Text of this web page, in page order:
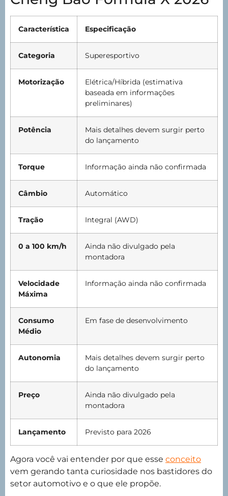
Característica Especificação
Categoria Superesportivo
Motorização
Elétrica/Híbrida (estimativa
baseada em informações
preliminares)
Potência
Mais detalhes devem surgir perto
do lançamento
Torque Informação ainda não confirmada
Câmbio Automático
Tração Integral (AWD)
0 a 100 km/h
Ainda não divulgado pela
montadora
Velocidade
Máxima
Informação ainda não confirmada
Consumo
Médio
Em fase de desenvolvimento
Autonomia
Mais detalhes devem surgir perto
do lançamento
Preço
Ainda não divulgado pela
montadora
Lançamento Previsto para 2026
Agora você vai entender por que esse conceito
vem gerando tanta curiosidade nos bastidores do
setor automotivo e o que ele propõe.